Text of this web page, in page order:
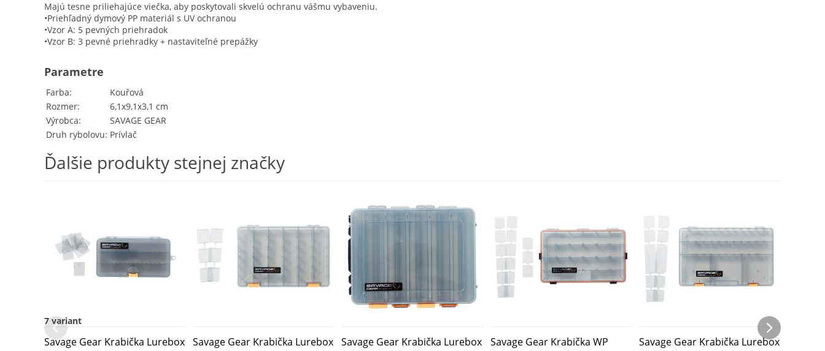
Majú tesne priliehajúce viečka, aby poskytovali skvelú ochranu vášmu vybaveniu.
•Priehľadný dymový PP materiál s UV ochranou
•Vzor A: 5 pevných priehradok
•Vzor B: 3 pevné priehradky + nastaviteľné prepážky
Farba
Kouřová
Rozmer
6,1x9,1x3,1 cm
Výrobca
SAVAGE GEAR
Druh rybolovu Prívlač
Parametre
Ďalšie produkty stejnej značky
7 variant
Savage Gear Krabička Lurebox Savage Gear Krabička Lurebox
Savage Gear Krabička Lurebox
Savage Gear Krabička WP
Savage Gear Krabička Lurebox